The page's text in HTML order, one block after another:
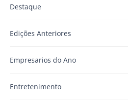
Destaque
Edições Anteriores
Empresarios do Ano
Entretenimento